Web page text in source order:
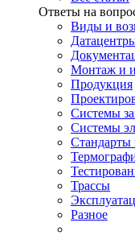
Ответы на
Виды и
Монтаж и
Продукция
Системы
Системы
Трассы
Разное